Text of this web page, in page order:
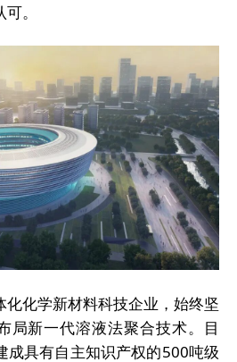
。
化学新材料科技企业，始终坚
局新一代溶液法聚合技术。目
成具有自主知识产权的500吨级